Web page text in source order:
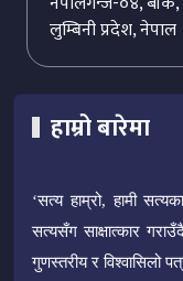
लुम्बिनी प्रदेश, नेपाल
हाम्रो बारेमा
‘सत्य हाम्रो, हामी
सत्यसँग साक्षात्कार
गुणस्तरीय र विश्वासिलो